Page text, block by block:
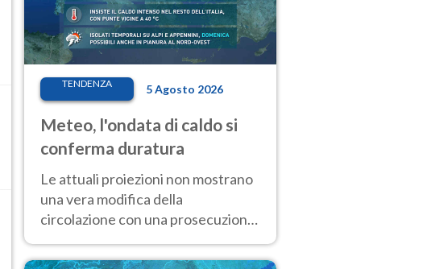
TENDENZA 5 Agosto 2026
Meteo, l'ondata di caldo si
conferma duratura
Le attuali proiezioni non mostrano
una vera modifica della
circolazione con una prosecuzione
giorni, compresa la settimana di